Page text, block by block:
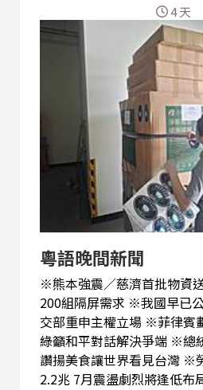
粵語晚間新聞
※熊本強震／慈濟首批物資
200組隔屏需求 ※我國早已
交部重申主權立場 ※菲律賓
綠籲和平對話解決爭端 ※總
讚揚美食讓世界看見台灣 ※
2.2兆 7月震盪劇烈將逢低
4 天